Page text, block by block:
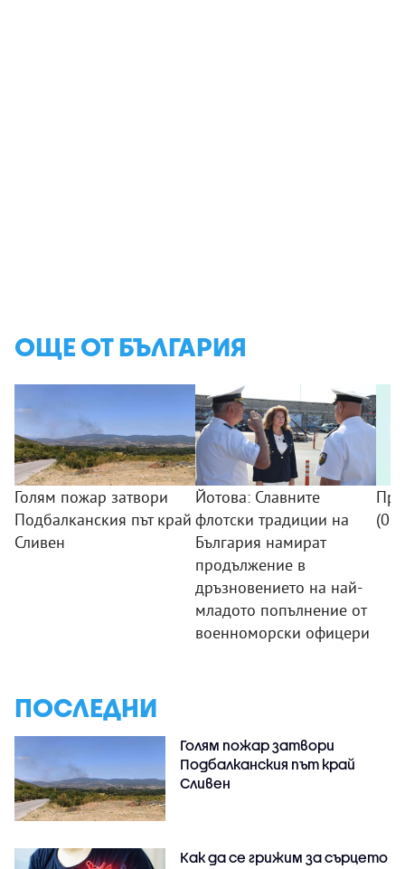
ОЩЕ ОТ БЪЛГАРИЯ
Голям пожар затвори
Подбалканския път край
Сливен
Йотова: Славните
флотски традиции на
България намират
продължение в
дръзновението на най-
младото попълнение от
военноморски офицери
ПОСЛЕДНИ
Голям пожар затвори
Подбалканския път край
Сливен
Как да се грижим за сърцето